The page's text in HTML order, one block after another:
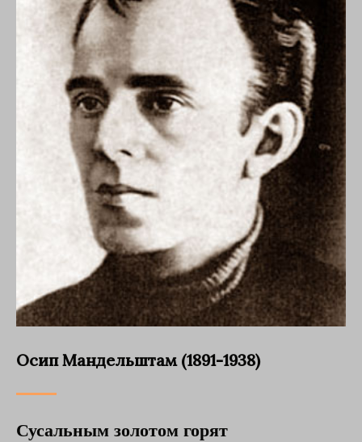
Осип Мандельштам (1891-1938)
Сусальным золотом горят